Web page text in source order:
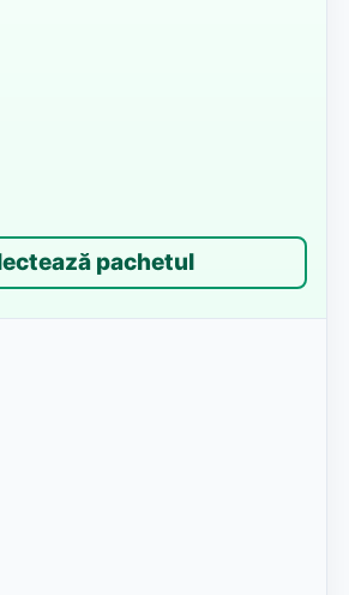
pachetul